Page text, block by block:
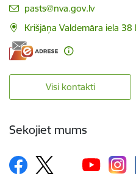
E-pasts:
pasts@nva.gov.lv
Krišjāņa Valdemāra iela 38
Visi kontakti
Sekojiet mums